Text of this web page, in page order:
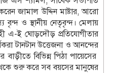
জামাল উদ্দিন মাষ্টার, আরো
ও স্থানীয় নেতৃবৃন্দ। মেলায়
এ-ই ঘোড়দৌড় প্রতিযোগীতার
টানটান উত্তেজনা ও আনন্দের
বিভিন্ন পিঠা পায়েসের
শুরু করে সব বয়সের মানুষের